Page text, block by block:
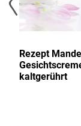
Rezept
kaltgerührt